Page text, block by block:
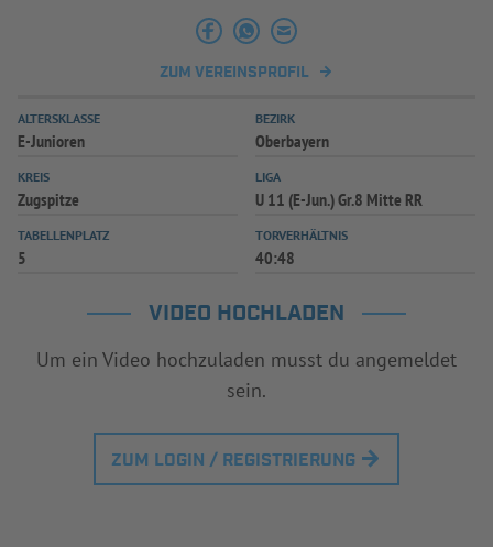
ZUM VEREINSPROFIL
ALTERSKLASSE
E-Junioren
BEZIRK
Oberbayern
KREIS
Zugspitze
LIGA
U 11 (E-Jun.) Gr.8 Mitte RR
TABELLENPLATZ
5
TORVERHÄLTNIS
40:48
VIDEO HOCHLADEN
Um ein Video hochzuladen musst du angemeldet
sein.
ZUM LOGIN / REGISTRIERUNG